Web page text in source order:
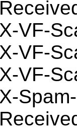
X-VF-
X-VF-
X-VF-
X-